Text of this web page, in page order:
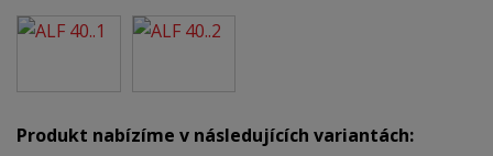
Produkt nabízíme v následujících variantách: